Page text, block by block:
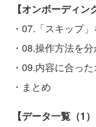
【オンボーディン
・07.「スキップ
・08.操作方法を
・09.内容に合っ
・まとめ
【データ一覧（1